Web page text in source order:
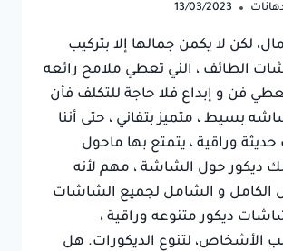
13/03/2023
لكن لا يكمن جمالها إلا بتركيب
الطائف ، الني تعطي ملامح رائعه
فن و إبداع فلا حاجة للتكلف فأن
بسيط ، متميز بتفاني ، حتى أننا
حديثة وراقية ، يتمتع بها ماحول
ديكور حول الشاشة ، مهم لأنه
الكامل و الشامل لجميع الشاشات
ديكور متنوعه وراقية ،
الأشخاص، لتنوع الديكورات. هل